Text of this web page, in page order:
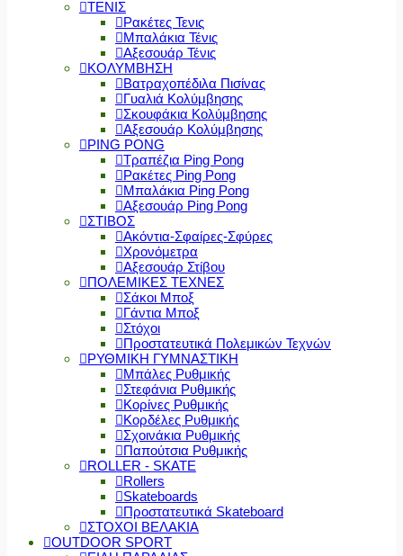
ΤΕΝΙΣ
Ρακέτες Τενις
Μπαλάκια Τένις
Αξεσουάρ Τένις
ΚΟΛΥΜΒΗΣΗ
Βατραχοπέδιλα Πισίνας
Γυαλιά Κολύμβησης
Σκουφάκια Κολύμβησης
Αξεσουάρ Κολύμβησης
PING PONG
Τραπέζια Ping Pong
Ρακέτες Ping Pong
Μπαλάκια Ping Pong
Αξεσουάρ Ping Pong
ΣΤΙΒΟΣ
Ακόντια-Σφαίρες-Σφύρες
Χρονόμετρα
Αξεσουάρ Στίβου
ΠΟΛΕΜΙΚΕΣ ΤΕΧΝΕΣ
Σάκοι Μποξ
Γάντια Μποξ
Στόχοι
Προστατευτικά Πολεμικών Τεχνών
ΡΥΘΜΙΚΗ ΓΥΜΝΑΣΤΙΚΗ
Μπάλες Ρυθμικής
Στεφάνια Ρυθμικής
Κορίνες Ρυθμικής
Κορδέλες Ρυθμικής
Σχοινάκια Ρυθμικής
Παπούτσια Ρυθμικής
ROLLER - SKATE
Rollers
Skateboards
Προστατευτικά Skateboard
ΣΤΟΧΟΙ ΒΕΛΑΚΙΑ
OUTDOOR SPORT